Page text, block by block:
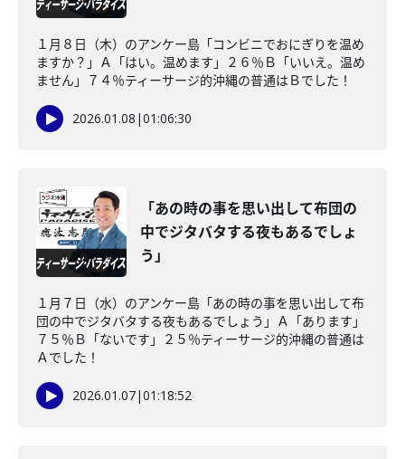
１月８日（木）のアンケー島「コンビニでおにぎりを温め
ますか？」Ａ「はい。温めます」２６％Ｂ「いいえ。温め
ません」７４％ティーサージ的沖縄の普通はＢでした！
2026.01.08 |01:06:30
「あの時の事を思い出して布団の
中でジタバタする夜もあるでしょ
う」
１月７日（水）のアンケー島「あの時の事を思い出して布
団の中でジタバタする夜もあるでしょう」Ａ「あります」
７５％Ｂ「ないです」２５％ティーサージ的沖縄の普通は
Ａでした！
2026.01.07|01:18:52